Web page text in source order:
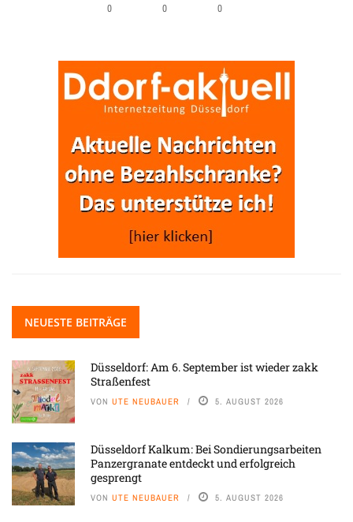
0 0 0
NEUESTE BEITRÄGE
Düsseldorf: Am 6. September ist wieder zakk
Straßenfest
VON UTE NEUBAUER 5. AUGUST 2026
Düsseldorf Kalkum: Bei Sondierungsarbeiten
Panzergranate entdeckt und erfolgreich
gesprengt
VON UTE NEUBAUER 5. AUGUST 2026